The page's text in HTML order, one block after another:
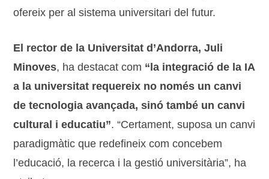
ofereix per al sistema universitari del futur.
El rector de la Universitat d’Andorra, Juli
Minoves, ha destacat com “la integració de la IA
a la universitat requereix no només un canvi
de tecnologia avançada, sinó també un canvi
cultural i educatiu”. “Certament, suposa un canvi
paradigmàtic que redefineix com concebem
l’educació, la recerca i la gestió universitària”, ha